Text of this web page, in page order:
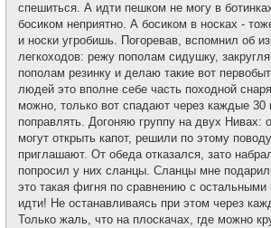
спешиться. А идти пешком не могу в
босиком неприятно. А босиком в носках -
и носки угробишь. Погоревав, вспомнил об
легкоходов: режу пополам сидушку,
пополам резинку и делаю такие вот
людей это вполне себе часть походной
можно, только вот спадают через каждые 30
поправлять. Догоняю группу на двух Нивах:
могут открыть капот, решили по этому
приглашают. От обеда отказался, зато
попросил у них сланцы. Сланцы мне
это такая фигня по сравнению с
идти! Не останавливаясь при этом через
Только жаль, что на плоскачах, где можно